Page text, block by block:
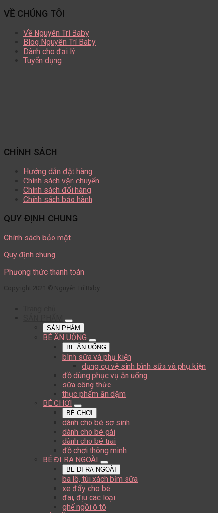
VỀ CHÚNG TÔI
Về Nguyên Trí Baby
Blog Nguyên Trí Baby
Dành cho đại lý
Tuyển dụng
CHÍNH SÁCH
Hướng dẫn đặt hàng
Chính sách vận chuyển
Chính sách đổi hàng
Chính sách bảo hành
QUY ĐỊNH CHUNG
Chính sách bảo mật
Quy định chung
Phương thức thanh toán
Copyright 2021 © Nguyên Trí Baby.
SẢN PHẨM
BÉ ĂN UỐNG
BÉ ĂN UỐNG
bình sữa và phụ kiện
dụng cụ vệ sinh bình sữa và phụ kiện
đồ dùng phục vụ ăn uống
sữa công thức
thực phẩm ăn dặm
BÉ CHƠI
BÉ CHƠI
dành cho bé sơ sinh
dành cho bé gái
dành cho bé trai
đồ chơi thông minh
BÉ ĐI RA NGOÀI
BÉ ĐI RA NGOÀI
ba lô, túi xách bỉm sữa
xe đẩy cho bé
đai, địu các loại
ghế ngồi ô tô